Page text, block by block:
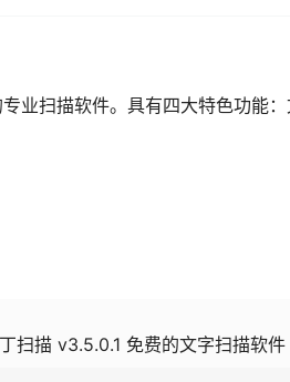
业扫描软件。具有四大特色功能
扫描 v3.5.0.1 免费的文字扫描软件